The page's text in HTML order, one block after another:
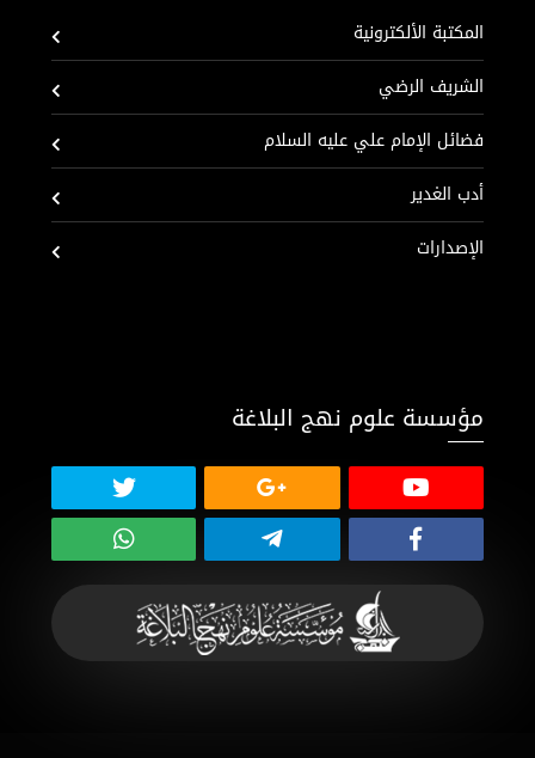
المكتبة الألكترونية
الشريف الرضي
فضائل الإمام علي عليه السلام
أدب الغدير
الإصدارات
مؤسسة علوم نهج البلاغة